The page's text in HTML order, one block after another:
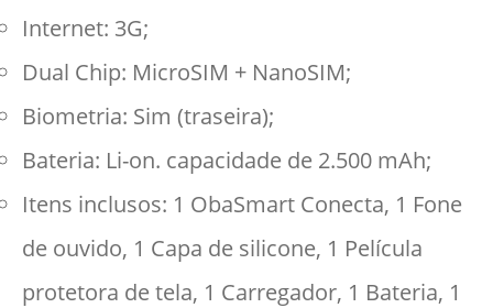
Internet: 3G;
Dual Chip: MicroSIM + NanoSIM;
Biometria: Sim (traseira);
Bateria: Li-on. capacidade de 2.500 mAh;
Itens inclusos: 1 ObaSmart Conecta, 1 Fone
de ouvido, 1 Capa de silicone, 1 Película
protetora de tela, 1 Carregador, 1 Bateria, 1